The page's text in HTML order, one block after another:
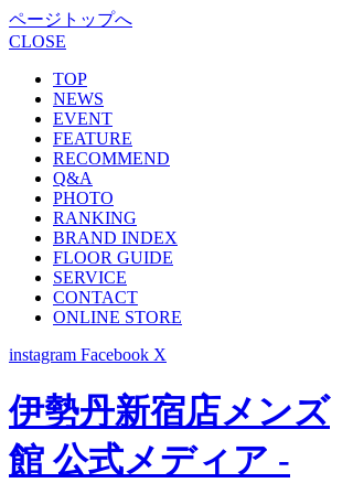
ページトップへ
CLOSE
TOP
NEWS
EVENT
FEATURE
RECOMMEND
Q&A
PHOTO
RANKING
BRAND INDEX
FLOOR GUIDE
SERVICE
CONTACT
ONLINE STORE
instagram Facebook X
伊勢丹新宿店メンズ
館 公式メディア -